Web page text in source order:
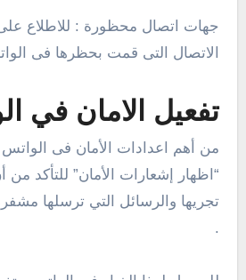
جهات اتصال محظورة : للاطلاع
الاتصال التى قمت بحظرها فى
تفعيل الامان في
من أهم اعدادات الأمان فى الواتس
“اظهار إشعارات الأمان” للتأكد من
تجريها والرسائل التي ترسلها
.